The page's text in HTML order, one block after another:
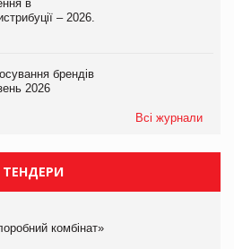
в
– 2026.
брендів
2026
Всі журнали
ТЕНДЕРИ
комбінат»